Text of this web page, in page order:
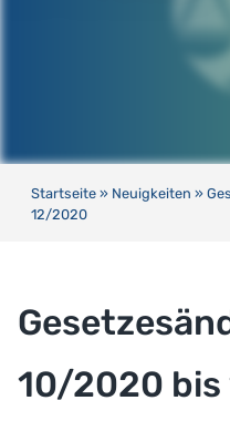
Startseite » Neuigkeiten »
12/2020
10/2020